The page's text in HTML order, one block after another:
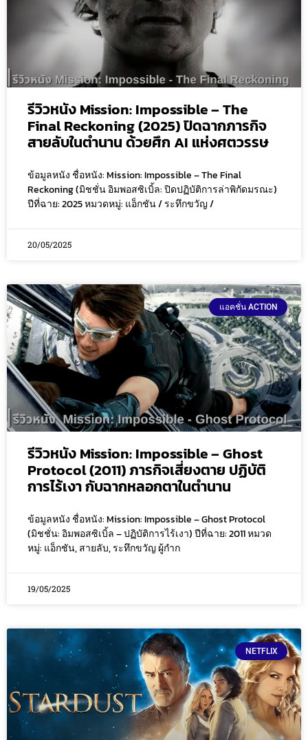
รีวิวหนัง Mission: Impossible – The
Final Reckoning (2025) ปิดฉากภารกิจ
สายลับในตำนาน ด้วยศึก AI แห่งศตวรรษ
ข้อมูลหนัง ชื่อหนัง: Mission: Impossible – The Final
Reckoning (มิชชั่น อิมพอสซิเบิ้ล: ปิดปฏิบัติการล่าพิกัดมรณะ)
ปีที่ฉาย: 2025 หมวดหมู่: แอ็กชัน / ระทึกขวัญ /
20/05/2025
แอคชั่น ACTION
รีวิวหนัง Mission: Impossible – Ghost
Protocol (2011) ภารกิจเสี่ยงตาย ปฏิบัติ
การไร้เงา กับฉากหลอกตาในตำนาน
ข้อมูลหนัง ชื่อหนัง: Mission: Impossible – Ghost Protocol
(มิชชั่น: อิมพอสซิเบิ้ล – ปฏิบัติการไร้เงา) ปีที่ฉาย: 2011 หมวด
หมู่: แอ็กชัน, สายลับ, ระทึกขวัญ ผู้กำก
19/05/2025
NETFLIX